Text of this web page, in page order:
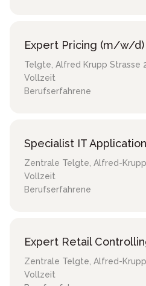
Expert Pricing (m/w/d)
Telgte, Alfred Krupp Strasse
Vollzeit
Berufserfahrene
Specialist IT
Zentrale Telgte, Alfred-
Vollzeit
Berufserfahrene
Expert Retail
Zentrale Telgte, Alfred-
Vollzeit